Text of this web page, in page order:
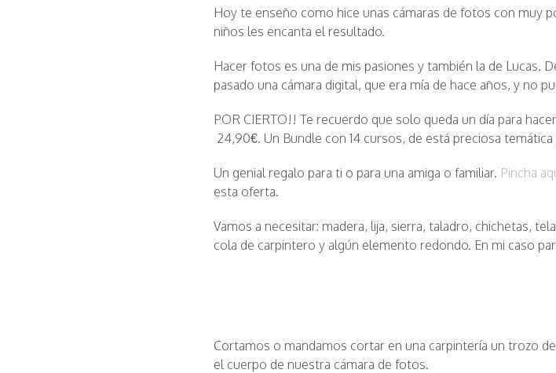
Hoy te enseño como hice unas cámaras de fotos con muy
niños les encanta el resultado.
Hacer fotos es una de mis pasiones y también la de Lucas.
pasado una cámara digital, que era mía de hace años, y no
POR CIERTO!! Te recuerdo que solo queda un día para
24,90€. Un Bundle con 14 cursos, de está preciosa
Un genial regalo para ti o para una amiga o familiar. Pincha
esta oferta.
Vamos a necesitar: madera, lija, sierra, taladro, chichetas,
cola de carpintero y algún elemento redondo. En mi caso
Cortamos o mandamos cortar en una carpintería un trozo
el cuerpo de nuestra cámara de fotos.